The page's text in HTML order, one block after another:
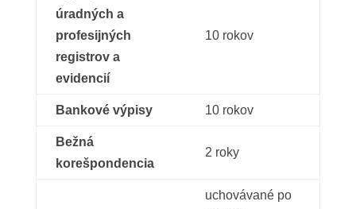
úradných a
profesijných
registrov a
evidencií
10 rokov
Bankové výpisy 10 rokov
Bežná
korešpondencia
2 roky
uchovávané po